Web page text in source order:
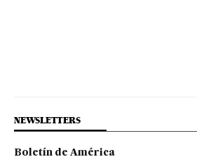
NEWSLETTERS
Boletín de América